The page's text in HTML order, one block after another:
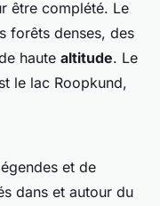
être complété. Le
forêts denses, des
haute altitude. Le
le lac Roopkund,
et de
dans et autour du